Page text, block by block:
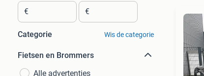
€ €
Categorie Wis de categorie
Fietsen en Brommers
Alle advertenties